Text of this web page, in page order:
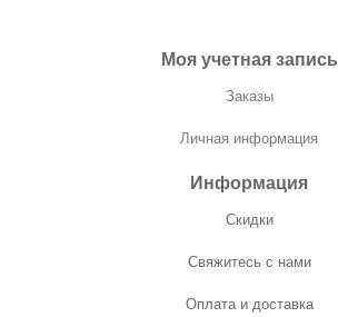
Моя учетная запись
Заказы
Личная информация
Информация
Скидки
Свяжитесь с нами
Оплата и доставка